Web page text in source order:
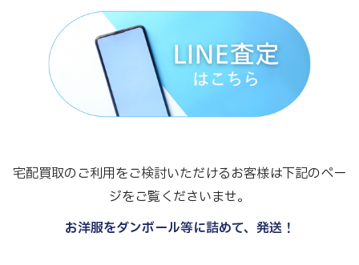
宅配買取のご利用をご検討いただけるお客様は下記のペー
ジをご覧くださいませ。
お洋服をダンボール等に詰めて、発送！